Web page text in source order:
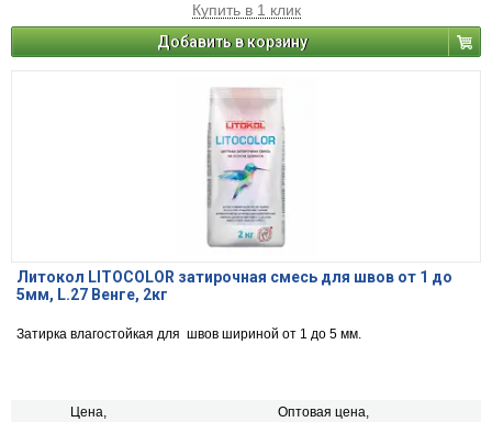
Купить в 1 клик
Добавить в корзину
Литокол LITOCOLOR затирочная смесь для швов от 1 до
5мм, L.27 Венге, 2кг
Затирка влагостойкая для швов шириной от 1 до 5 мм.
Цена, Оптовая цена,